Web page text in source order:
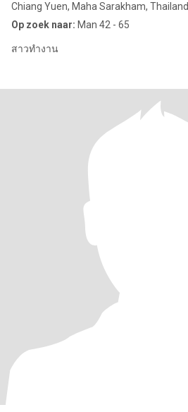
Chiang Yuen, Maha Sarakham, Thailand
Op zoek naar: Man 42 - 65
สาวทำงาน